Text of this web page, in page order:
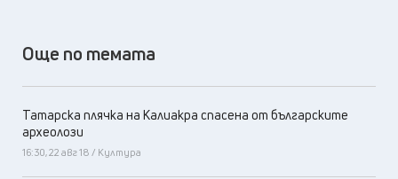
Още по темата
Татарска плячка на Калиакра спасена от българските
археолози
16:30, 22 авг 18 / Култура